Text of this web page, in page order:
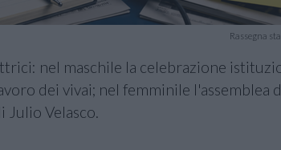
Rassegna
nel maschile la celebrazione
dei vivai; nel femminile l'assemblea
Julio Velasco.